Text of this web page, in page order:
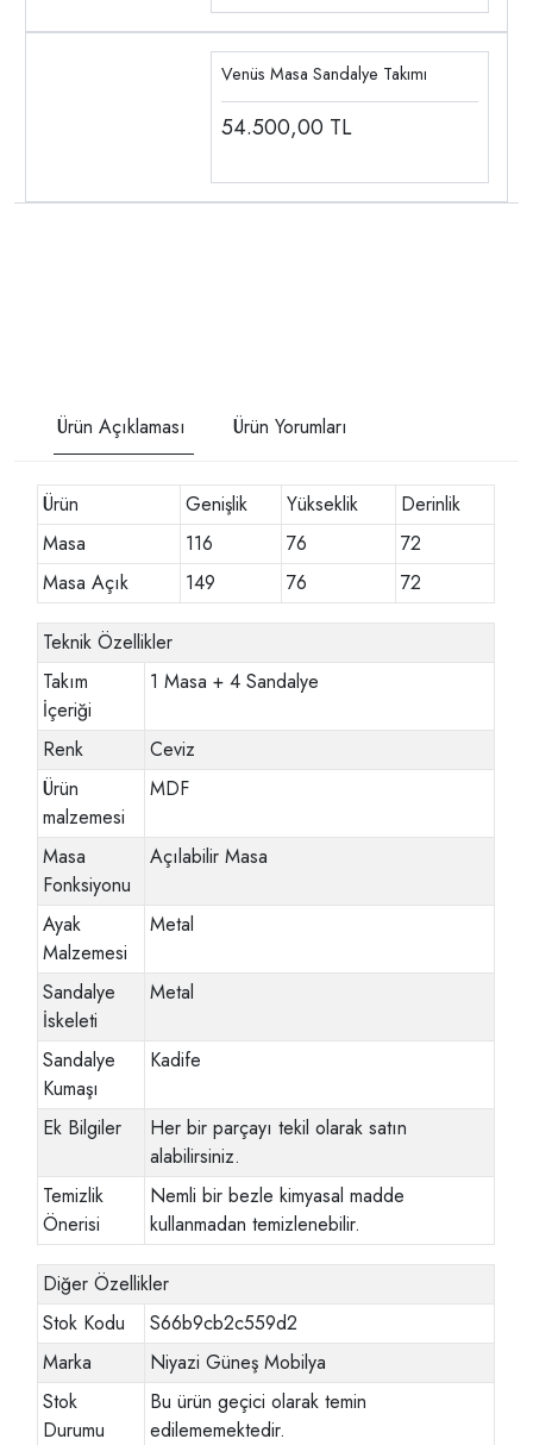
Venüs Masa Sandalye Takımı
54.500,00 TL
Ürün Açıklaması Ürün Yorumları
Ürün Genişlik Yükseklik
Derinlik
Masa
116 76
72
Masa Açık
149 76 72
Teknik Özellikler
Takım
İçeriği
1 Masa + 4 Sandalye
Renk
Ceviz
Ürün
malzemesi
MDF
Masa
Fonksiyonu
Açılabilir Masa
Ayak
Malzemesi
Metal
Sandalye
İskeleti
Metal
Sandalye
Kumaşı
Kadife
Ek Bilgiler
Her bir parçayı tekil olarak satın
alabilirsiniz.
Temizlik
Önerisi
Nemli bir bezle kimyasal madde
kullanmadan temizlenebilir.
Diğer Özellikler
Stok Kodu
S66b9cb2c559d2
Marka
Niyazi Güneş Mobilya
Stok
Durumu
Bu ürün geçici olarak temin
edilememektedir.